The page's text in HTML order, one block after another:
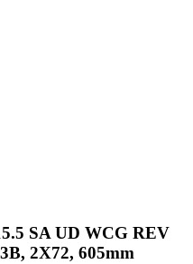
SA UD WCG REV
2X72, 605mm